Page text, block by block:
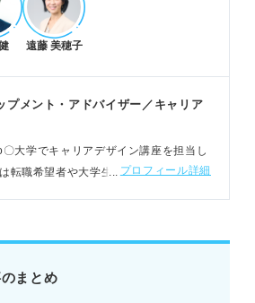
ルポイントの選び方と戦略
物像に一致する特性を選ぶ。
己PR間で矛盾がないか確認する。
析を徹底し、嘘偽りなく強みを見出
果的な伝え方と例文活用
法で仕事への再現性まで伝える。
ットでコンパクトにまとめる。
遠藤 美穂子
プメント・アドバイザー／キャリア
大学でキャリアデザイン講座を担当し
転職希望者や大学生向けの個別支援、
プロフィール詳細
まとめ